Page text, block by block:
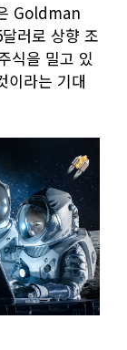
Goldman
러로 상향 조
식을 밀고 있
이라는 기대